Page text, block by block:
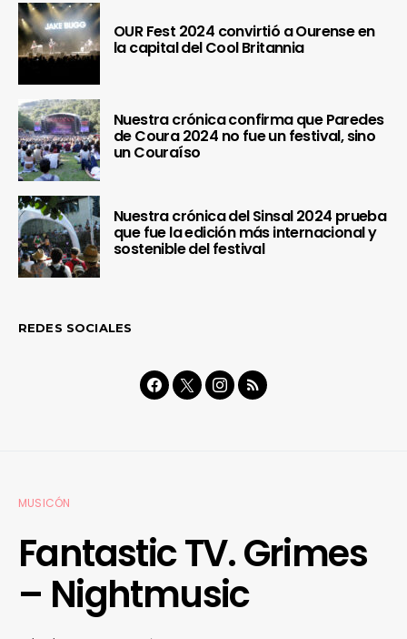
OUR Fest 2024 convirtió a Ourense en
la capital del Cool Britannia
Nuestra crónica confirma que Paredes
de Coura 2024 no fue un festival, sino
un Couraíso
Nuestra crónica del Sinsal 2024 prueba
que fue la edición más internacional y
sostenible del festival
REDES SOCIALES
MUSICÓN
Fantastic TV. Grimes
– Nightmusic